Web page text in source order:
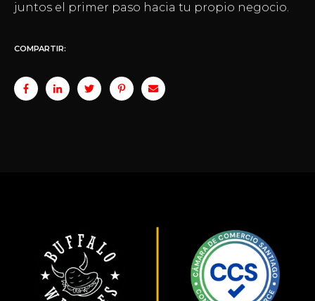
juntos el primer paso hacia tu propio negocio.
COMPARTIR: